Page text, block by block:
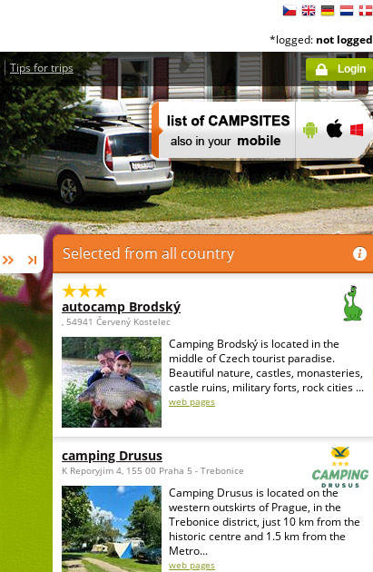
Tips for trips
*logged: not logged
Login
Selected from all country
autocamp Brodský
, 54941 Červený Kostelec
Camping Brodský is located in the
middle of Czech tourist paradise.
Beautiful nature, castles, monasteries,
castle ruins, military forts, rock cities ...
web pages
camping Drusus
K Reporyjim 4, 155 00 Praha 5 - Trebonice
Camping Drusus is located on the
western outskirts of Prague, in the
Trebonice district, just 10 km from the
historic centre and 1.5 km from the
Metro...
web pages